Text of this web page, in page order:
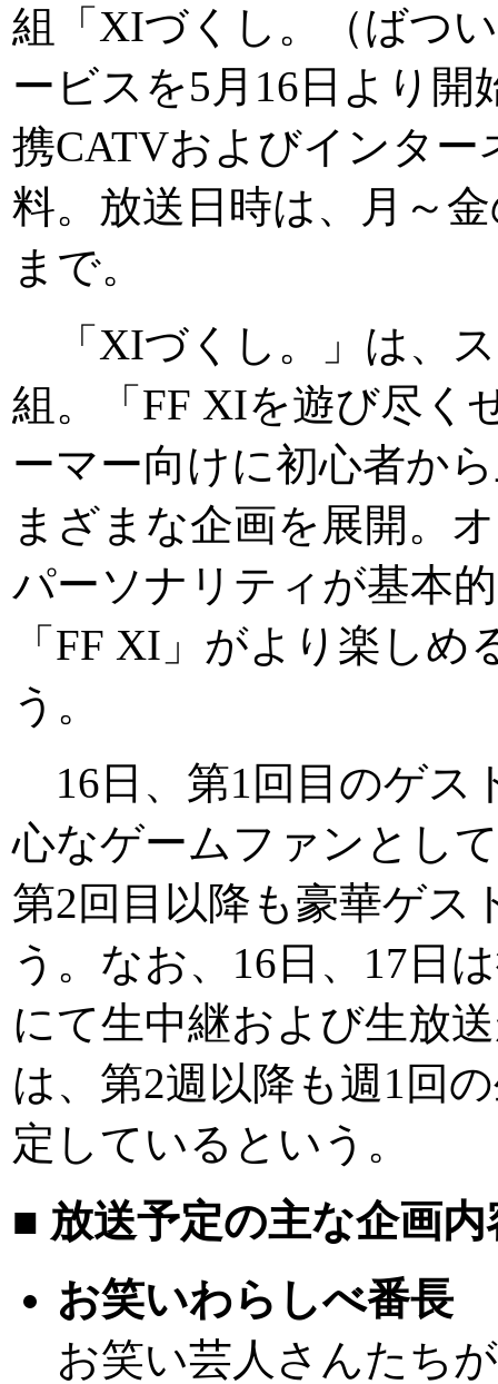
組「XIづくし。（ばつ
ービスを5月16日より
携CATVおよびインタ
料。放送日時は、月～
まで。
「XIづくし。」は、
組。「FF XIを遊び尽く
ーマー向けに初心者か
まざまな企画を展開。
パーソナリティが基本
「FF XI」がより楽し
う。
16日、第1回目のゲス
心なゲームファンとし
第2回目以降も豪華ゲス
う。なお、16日、17日
にて生中継および生放
は、第2週以降も週1回
定しているという。
■ 放送予定の主な企画内
お笑いわらしべ番長
お笑い芸人さんたち